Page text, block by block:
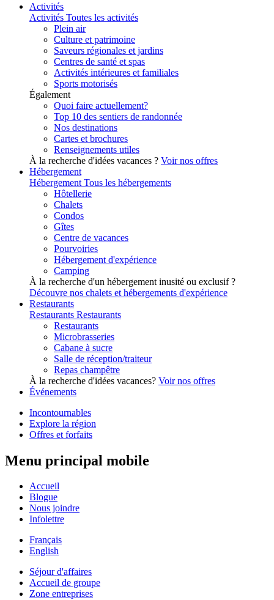
Activités
Activités Toutes les activités
Plein air
Culture et patrimoine
Saveurs régionales et jardins
Centres de santé et spas
Activités intérieures et familiales
Sports motorisés
Également
Quoi faire actuellement?
Top 10 des sentiers de randonnée
Nos destinations
Cartes et brochures
Renseignements utiles
À la recherche d'idées vacances ? Voir nos offres
Hébergement
Hébergement Tous les hébergements
Hôtellerie
Chalets
Condos
Gîtes
Centre de vacances
Pourvoiries
Hébergement d'expérience
Camping
À la recherche d'un hébergement inusité ou exclusif ?
Découvre nos chalets et hébergements d'expérience
Restaurants
Restaurants Restaurants
Restaurants
Microbrasseries
Cabane à sucre
Salle de réception/traiteur
Repas champêtre
À la recherche d'idées vacances? Voir nos offres
Événements
Incontournables
Explore la région
Offres et forfaits
Menu principal mobile
Accueil
Blogue
Nous joindre
Infolettre
Français
English
Séjour d'affaires
Accueil de groupe
Zone entreprises